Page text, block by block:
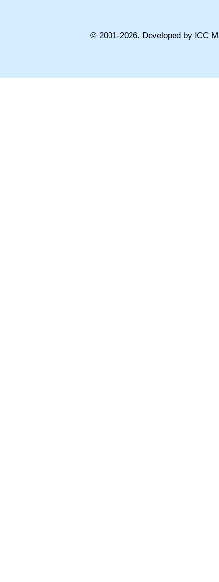
© 2001-2026. Developed by ICC